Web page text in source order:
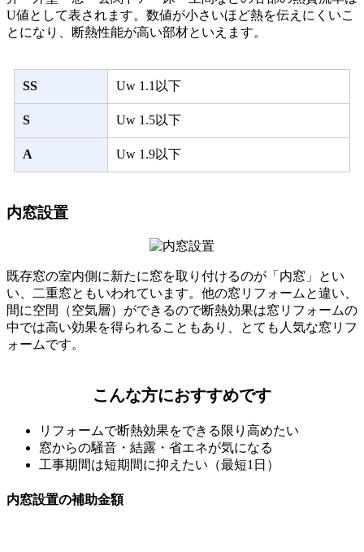
U値として表されます。数値が小さいほど熱を伝えにくいこ
とになり、断熱性能が高い部材といえます。
SS Uw 1.1以下
S Uw 1.5以下
A Uw 1.9以下
内窓設置
既存窓の室内側に新たに窓を取り付けるのが「内窓」とい
い、二重窓ともいわれています。他の窓リフォームと違い、
間に空間（空気層）ができるので断熱効果は窓リフォームの
中では高い効果を得られることもあり、とても人気な窓リフ
ォームです。
こんな方におすすめです
リフォームで断熱効果をできる限り高めたい
窓からの騒音・結露・省エネが気になる
工事期間は短期間に抑えたい（最短1日）
内窓設置の補助金額